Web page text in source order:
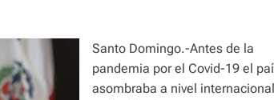
Santo Domingo.-Antes de la
pandemia por el Covid-19 el
asombraba a nivel